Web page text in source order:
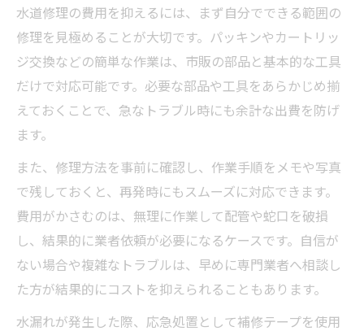
水道修理の費用を抑えるには、まず自分でできる範囲の
修理を見極めることが大切です。パッキンやカートリッ
ジ交換などの簡単な作業は、市販の部品と基本的な工具
だけで対応可能です。必要な部品や工具をあらかじめ揃
えておくことで、急なトラブル時にも余計な出費を防げ
ます。
また、修理方法を事前に確認し、作業手順をメモや写真
で残しておくと、再発時にもスムーズに対応できます。
費用がかさむのは、無理に作業して配管や蛇口を破損
し、結果的に業者依頼が必要になるケースです。自信が
ない場合や複雑なトラブルは、早めに専門業者へ相談し
た方が結果的にコストを抑えられることもあります。
水漏れが発生した際、応急処置として補修テープを使用